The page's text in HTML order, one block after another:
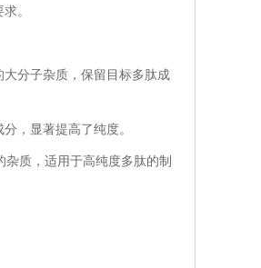
。
分子杂质，保留目标多肽成
，显著提高了纯度。
质，适用于高纯度多肽的制